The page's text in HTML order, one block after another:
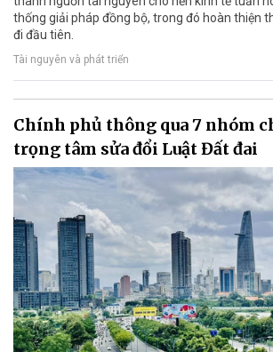
thống giải pháp đồng bộ, trong đó hoàn thiện
đi đầu tiên.
Tài nguyên và phát triển
Chính phủ thông qua 7 nhóm
trọng tâm sửa đổi Luật Đất đai